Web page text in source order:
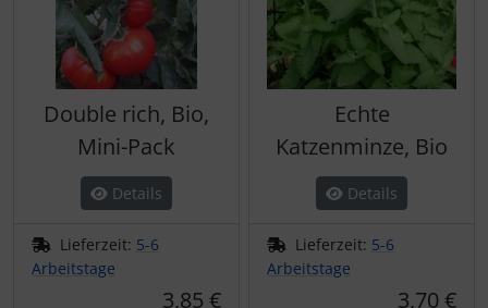
Double rich, Bio,
Mini-Pack
Details
Lieferzeit: 5-6
Arbeitstage
3,85 €
Echte
Katzenminze, Bio
Details
Lieferzeit: 5-6
Arbeitstage
3,70 €